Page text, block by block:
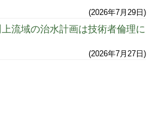
2026年7月29日
流域の治水計画は技術者倫理に
2026年7月27日